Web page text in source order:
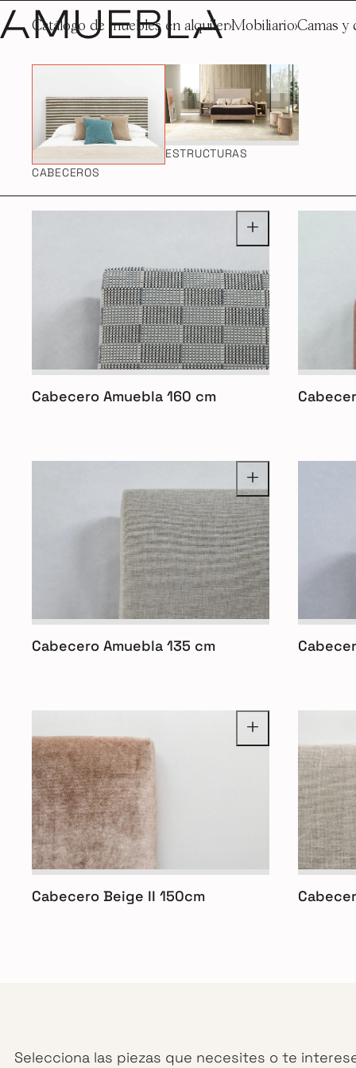
Catálogo de muebles en alquilerMobiliario Camas y
CABECEROS
ESTRUCTURAS
Cabecero Amuebla 160 cm
Cabecero Amuebla 135 cm
Cabecero Beige II 150cm
Selecciona las piezas que necesites o te